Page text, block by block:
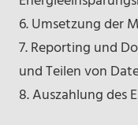
6. Umsetzung der
7. Reporting und
und Teilen von
8. Auszahlung des